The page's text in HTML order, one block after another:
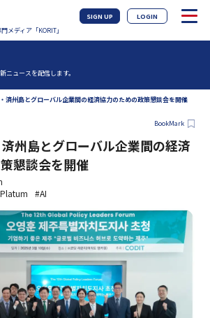
メディア「KORIT」
SIGN UP LOGIN
ニュースを配信します。
済州島とグローバル企業間の経済協力のための政策懇談会を開催
BookMark
州島とグローバル企業間の経済
懇談会を開催
#AI